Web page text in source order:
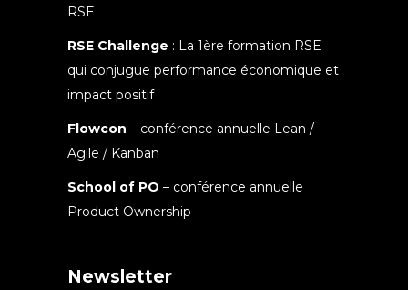
RSE
RSE Challenge : La 1ère formation RSE
qui conjugue performance économique et
impact positif
Flowcon – conférence annuelle Lean /
Agile / Kanban
School of PO – conférence annuelle
Product Ownership
Newsletter